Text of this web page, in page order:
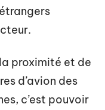
proximité et de
d’avion des
c’est pouvoir